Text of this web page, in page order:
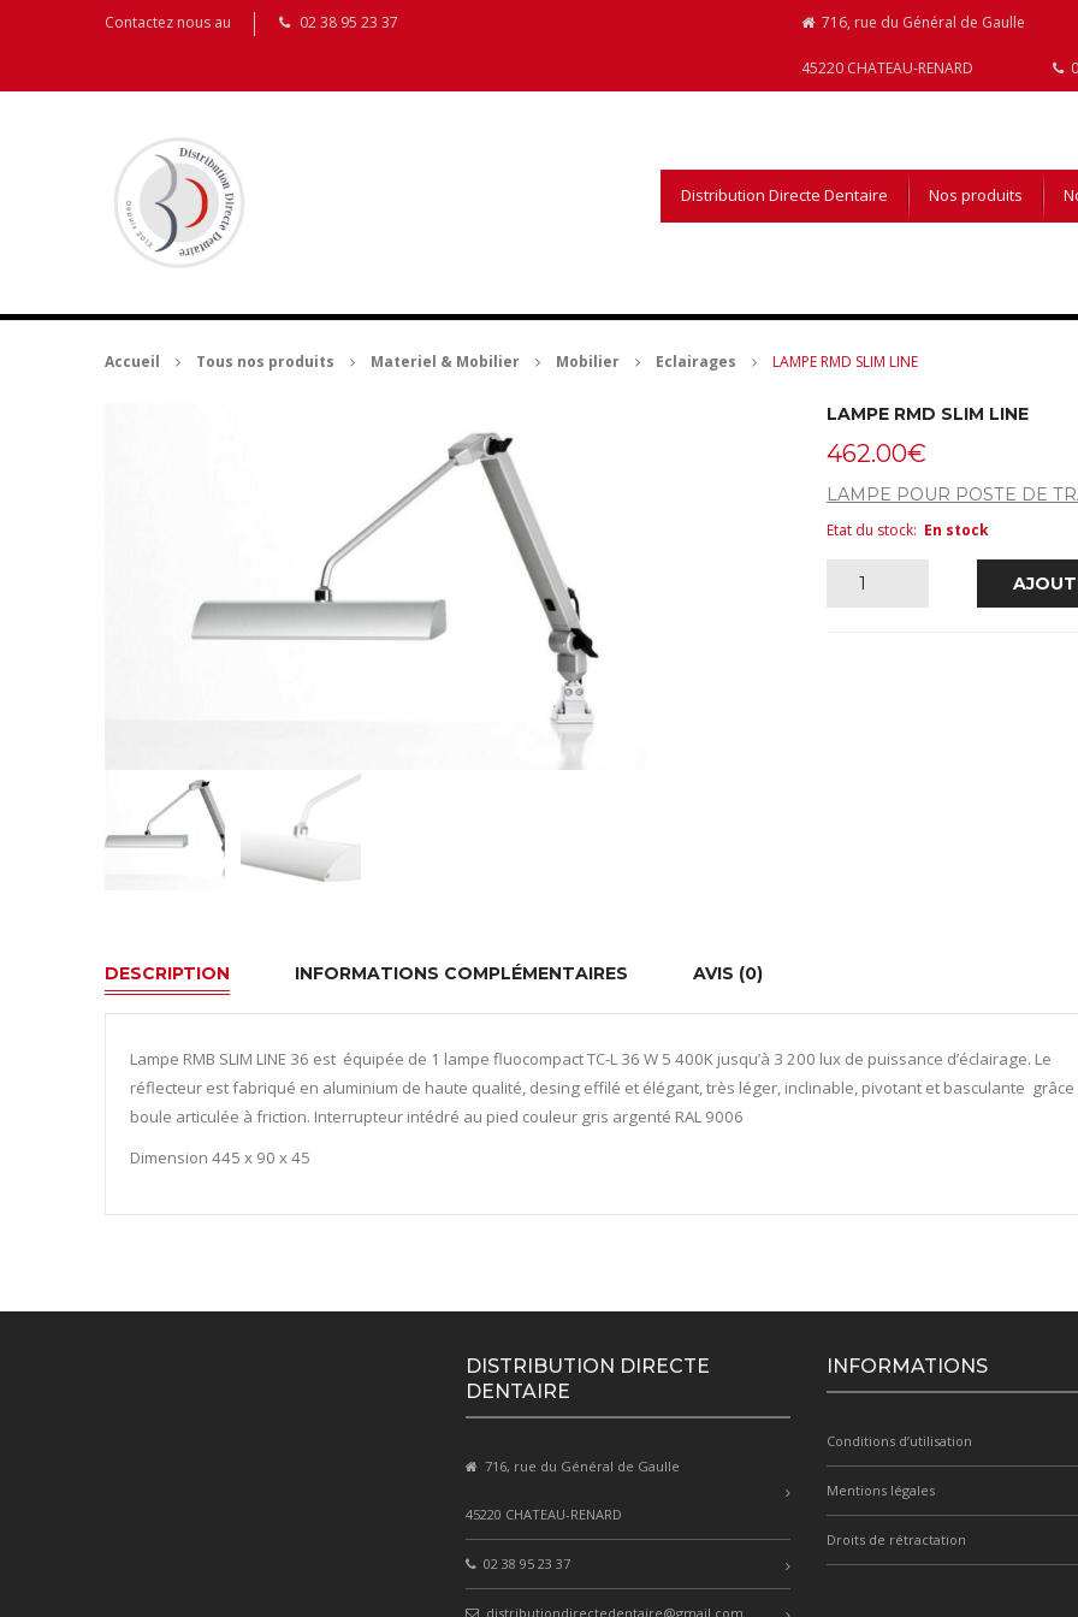
Contactez nous au 02 38 95 23 37 716, rue du Général de Gaulle
45220 CHATEAU-RENARD
Distribution Directe Dentaire Nos produits
Accueil Tous nos produits Materiel & Mobilier Mobilier Eclairages LAMPE RMD SLIM LINE
LAMPE RMD SLIM LINE
462.00€
LAMPE POUR POSTE DE
Etat du stock: En stock
quantité
DESCRIPTION INFORMATIONS COMPLÉMENTAIRES AVIS (0)
Lampe RMB SLIM LINE 36 est équipée de 1 lampe fluocompact TC-L 36 W 5 400K jusqu’à 3 200 lux de puissance d’éclairage. Le
réflecteur est fabriqué en aluminium de haute qualité, desing effilé et élégant, très léger, inclinable, pivotant et basculante grâce
boule articulée à friction. Interrupteur intédré au pied couleur gris argenté RAL 9006
Dimension 445 x 90 x 45
DISTRIBUTION DIRECTE
DENTAIRE
716, rue du Général de Gaulle
45220 CHATEAU-RENARD
02 38 95 23 37
distributiondirectedentaire@gmail.com
INFORMATIONS
Conditions d’utilisation
Mentions légales
Droits de rétractation